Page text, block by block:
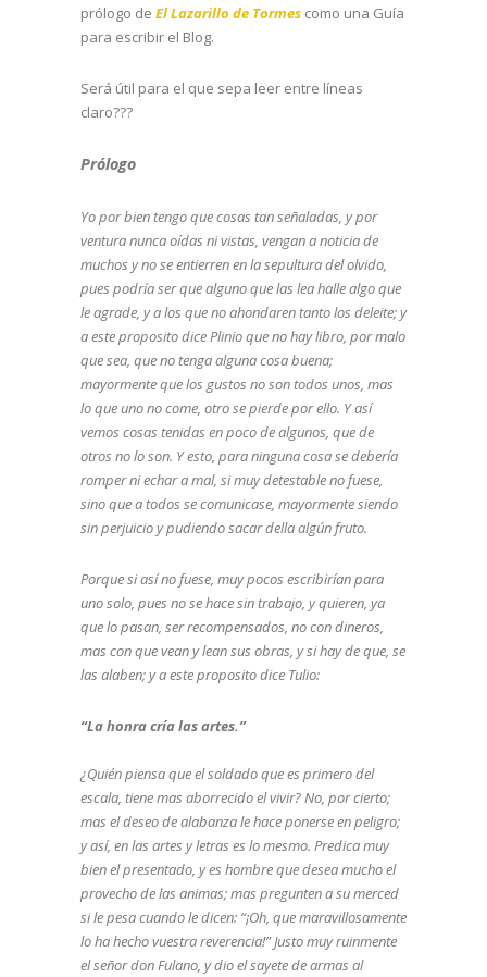
prólogo de El Lazarillo de Tormes como una Guía
para escribir el Blog.
Será útil para el que sepa leer entre líneas
claro???
Prólogo
Yo por bien tengo que cosas tan señaladas, y por
ventura nunca oídas ni vistas, vengan a noticia de
muchos y no se entierren en la sepultura del olvido,
pues podría ser que alguno que las lea halle algo que
le agrade, y a los que no ahondaren tanto los deleite; y
a este proposito dice Plinio que no hay libro, por malo
que sea, que no tenga alguna cosa buena;
mayormente que los gustos no son todos unos, mas
lo que uno no come, otro se pierde por ello. Y así
vemos cosas tenidas en poco de algunos, que de
otros no lo son. Y esto, para ninguna cosa se debería
romper ni echar a mal, si muy detestable no fuese,
sino que a todos se comunicase, mayormente siendo
sin perjuicio y pudiendo sacar della algún fruto.
Porque si así no fuese, muy pocos escribirían para
uno solo, pues no se hace sin trabajo, y quieren, ya
que lo pasan, ser recompensados, no con dineros,
mas con que vean y lean sus obras, y si hay de que, se
las alaben; y a este proposito dice Tulio:
“La honra cría las artes.”
¿Quién piensa que el soldado que es primero del
escala, tiene mas aborrecido el vivir? No, por cierto;
mas el deseo de alabanza le hace ponerse en peligro;
y así, en las artes y letras es lo mesmo. Predica muy
bien el presentado, y es hombre que desea mucho el
provecho de las animas; mas pregunten a su merced
si le pesa cuando le dicen: “¡Oh, que maravillosamente
lo ha hecho vuestra reverencia!” Justo muy ruinmente
el señor don Fulano, y dio el sayete de armas al